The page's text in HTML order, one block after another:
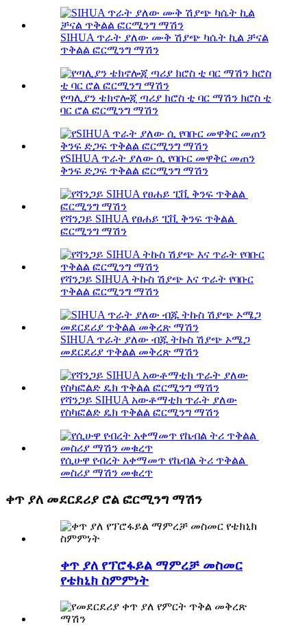
SIHUA ጥራት ያለው ሙቅ ሽያጭ ካሴት ኪል ቻናል
ጥቅልል ​​ፎርሚንግ ማሽን
የጣሊያን ቴክኖሎጂ ጣሪያ ክሮስ ቲ ባር ማሽን ክሮስ ቲ
ባር ሮል ፎርሚንግ ማሽን
የSIHUA ጥራት ያለው ሲ የባቡር መዋቅር መጠን
ቅንፍ ድጋፍ ጥቅልል ​​​​ፎርሚንግ ማሽን
የሻንጋይ SIHUA የፀሐይ ፒቪ ቅንፍ ጥቅልል ​​​​
ፎርሚንግ ማሽን
የሻንጋይ SIHUA ትኩስ ሽያጭ እና ጥራት የባቡር
ጥቅልል ​​ፎርሚንግ ማሽን
SIHUA ጥራት ያለው ብጁ ትኩስ ሽያጭ ኦሜጋ
መደርደሪያ ጥቅልል ​​መቅረጽ ማሽን
የሻንጋይ SIHUA አውቶማቲክ ጥራት ያለው
የስካፎልድ ዴክ ጥቅልል ​​​​ፎርሚንግ ማሽን
የሲሁዋ የብረት አቀማመጥ የኬብል ትሪ ጥቅልል ​​​​
መስሪያ ማሽን መቁረጥ
ቀጥ ያለ መደርደሪያ ሮል ፎርሚንግ ማሽን
ቀጥ ያለ የፕሮፋይል ማምረቻ መስመር
የቴክኒክ ስምምነት